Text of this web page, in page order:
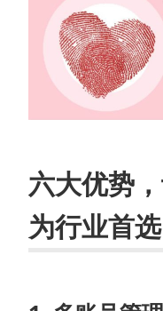
六大优势
为行业首选